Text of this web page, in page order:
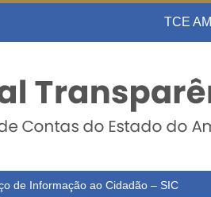
TCE AM
de Informação ao Cidadão – SIC